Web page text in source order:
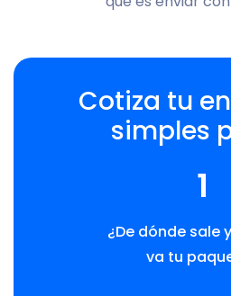
Cotiza tu
simples
1
¿De dónde sale
va tu